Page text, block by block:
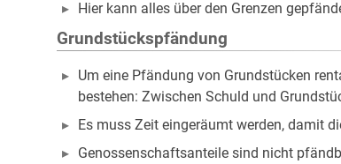
Hier kann alles über den Grenzen
Grundstückspfändung
Um eine Pfändung von Grundstücken
bestehen: Zwischen Schuld und
Es muss Zeit eingeräumt werden, damit
Genossenschaftsanteile sind nicht